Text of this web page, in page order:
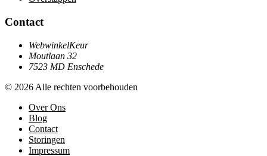
Contact
WebwinkelKeur
Moutlaan 32
7523 MD Enschede
© 2026 Alle rechten voorbehouden
Over Ons
Blog
Contact
Storingen
Impressum